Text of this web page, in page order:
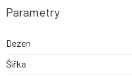
Parametry
Dezen
Šířka